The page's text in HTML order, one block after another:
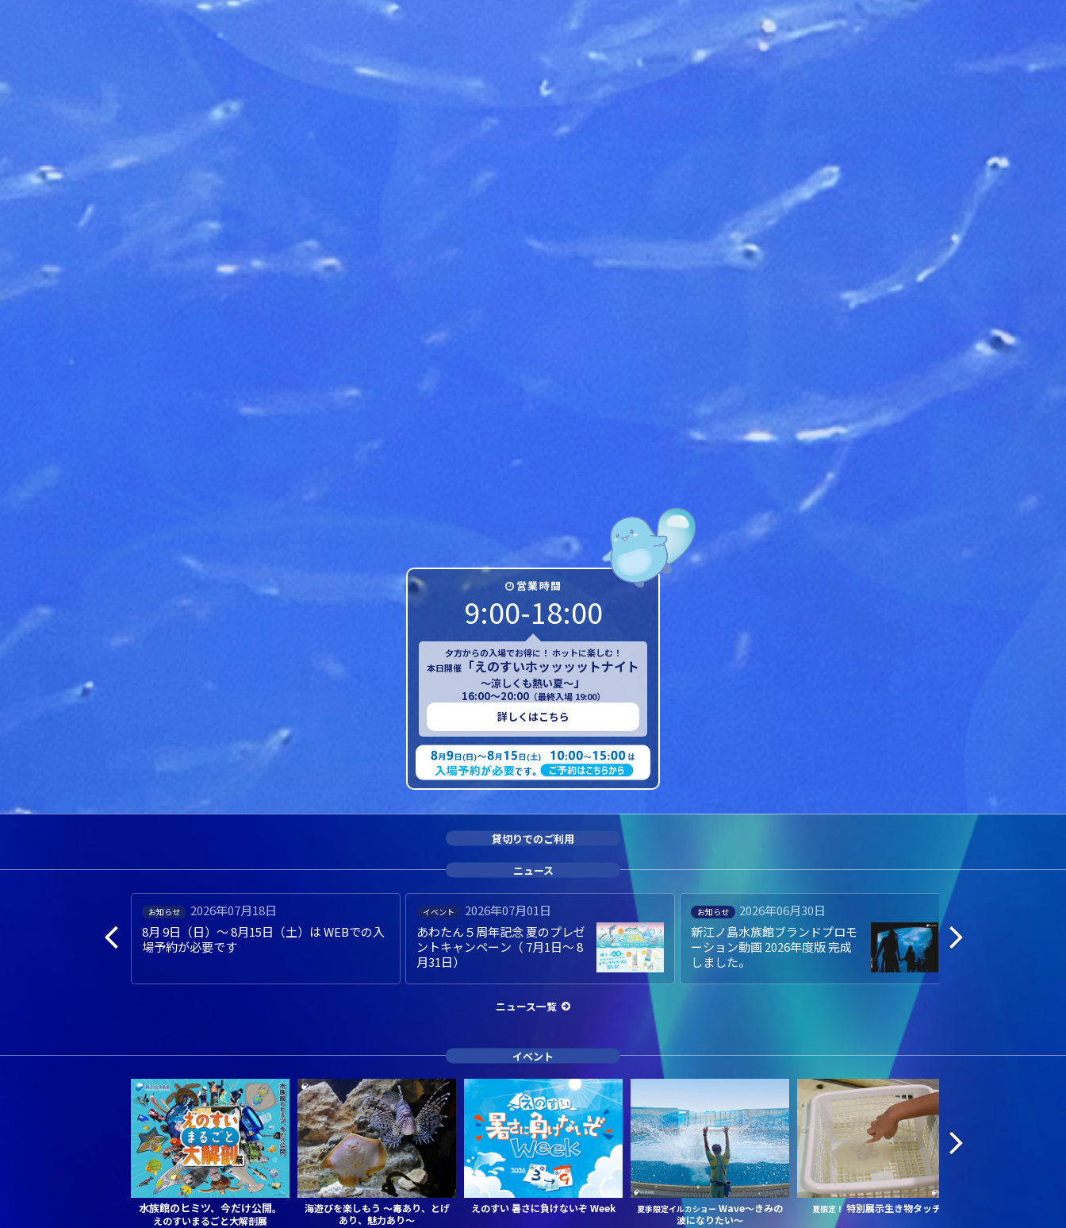
営業時間
9:00-18:00
夕方からの入場でお得に！ ホットに楽しむ！
本日開催
「えのすいホッッッットナイト
～涼しくも熱い夏～」
16:00～20:00（最終入場 19:00）
詳しくはこちら
貸切りでのご利用
ニュース
土）は WEBでの入
イベント
2026年07月01日
あわたん５周年記念 夏のプレゼ
ントキャンペーン（ 7月1日～ 8
お知らせ
2026年06月30日
新江ノ島水族館ブランドプロモ
ーション動画 2026年度版 完成
しました。
お知らせ
2026年06月19日
6月19日（金）当館２例目 人工
授精によるバンドウイルカの赤
ちゃんが誕生しました！
ニュース一覧
イベント
水族館のヒミツ、今だけ公開。
えのすいまるごと大解剖展
海遊びを楽しもう ～毒あり、とげ
あり、魅力あり～
えのすい 暑さに負けないぞ Week 夏季限定イルカショー Wave～きみの
波になりたい～
夏限定！特別展示生き物タッチ